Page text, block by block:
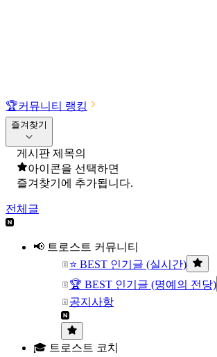
🏆커뮤니티 랭킹
즐겨찾기
게시판 제목의
아이콘을 선택하면
즐겨찾기에 추가됩니다.
전체글
📢 트로스트 커뮤니티
⭐ BEST 인기글 (실시간)
🏆 BEST 인기글 (명예의 전당)
공지사항
🎓 트로스트 코치